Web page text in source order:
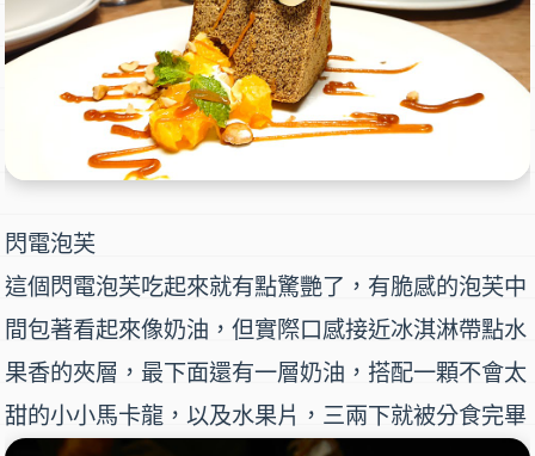
閃電泡芙
這個 閃電泡芙吃起來就有點驚艷了，有脆感的泡芙中
間包著看起來像奶油，但實際口感接近冰淇淋帶點水
果香的夾層，最下面還有一層奶油，搭配一顆不會太
甜的小小馬卡龍，以及水果片，三兩下就被分食完畢